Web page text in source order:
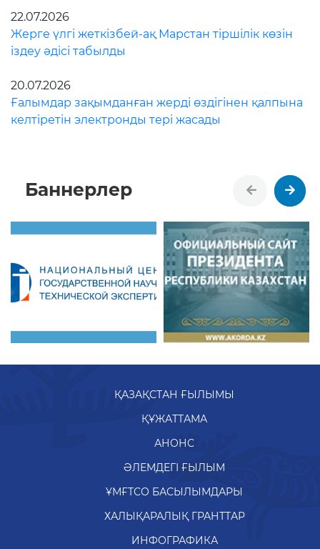
22.07.2026
Жерге үлгі жеткізбей-ақ Марстан тіршілік көзін
іздеу әдісі табылды
20.07.2026
Ғалымдар зақымданған жерді өздігінен қалпына
келтіретін электронды тері жасады
Баннерлер
ҚАЗАҚСТАН ҒЫЛЫМЫ
ҚҰЖАТТАМА
АНОНС
ӘЛЕМДЕГІ ҒЫЛЫМ
ҰМҒТСО БАСЫЛЫМДАРЫ
ХАЛЫҚАРАЛЫҚ ГРАНТТАР
ИНФОГРАФИКА